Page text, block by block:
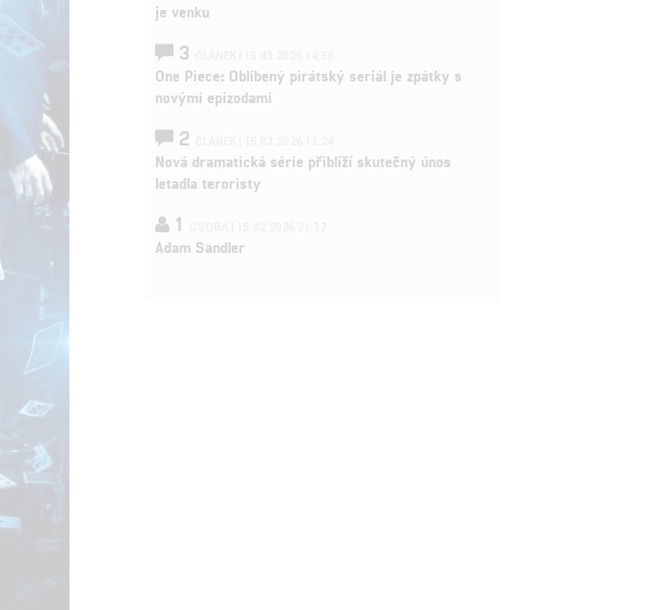
je venku
3
One Piece: Oblíbený pirátský seriál je zpátky s
novými epizodami
2
Nová dramatická série přiblíží skutečný únos
letadla teroristy
1
Adam Sandler